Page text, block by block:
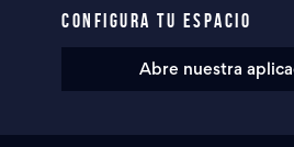
CONFIGURA TU ESPACIO
Abre nuestra